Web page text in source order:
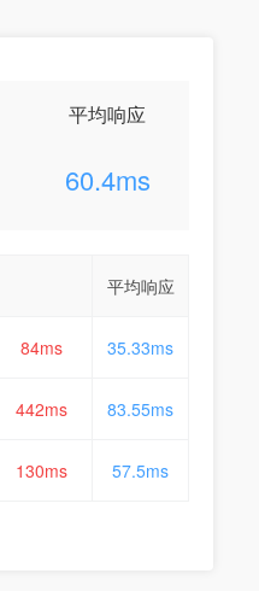
平均响应
60.4ms
平均响应
84ms 35.33ms
442ms 83.55ms
130ms 57.5ms